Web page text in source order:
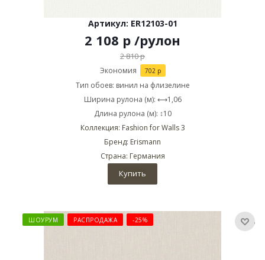
Артикул: ER12103-01
2 108 р /рулон
2 810р
Экономия 702р
Тип обоев: винил на флизелине
Ширина рулона (м): ⟷1,06
Длина рулона (м): ↕10
Коллекция: Fashion for Walls 3
Бренд: Erismann
Страна: Германия
Купить
ШОУРУМ РАСПРОДАЖА -25%